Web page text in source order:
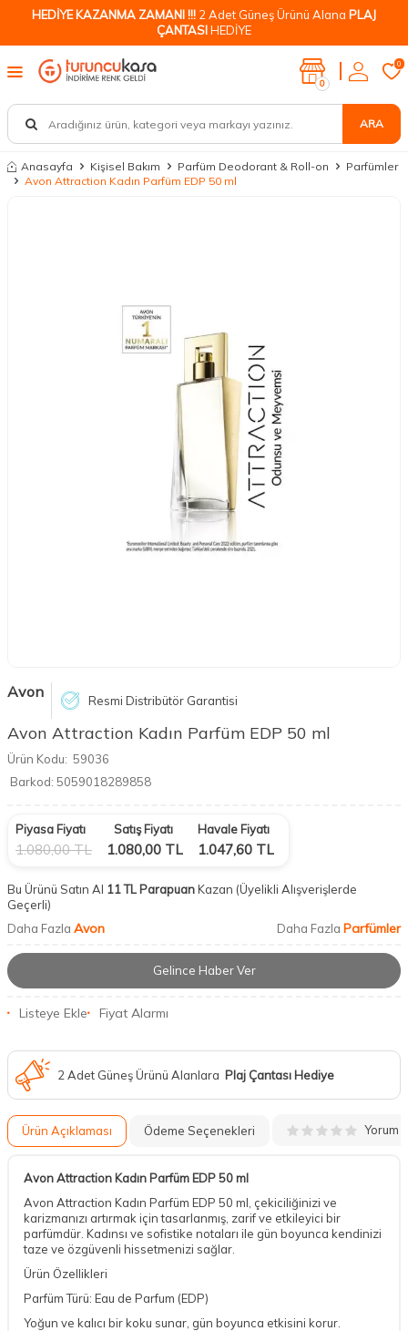
HEDİYE KAZANMA ZAMANI !!! 2 Adet Güneş Ürünü Alana PLAJ
ÇANTASIHEDİYE
ARA
0
0
Anasayfa Kişisel Bakım Parfüm Deodorant & Roll-on
Parfümler
Avon Attraction Kadın Parfüm EDP 50 ml
Avon Resmi Distribütör Garantisi
Avon Attraction Kadın Parfüm EDP 50 ml
Ürün Kodu: 59036
Barkod: 5059018289858
Piyasa Fiyatı
1.080,00TL
Satış Fiyatı
1.080,00 TL
Havale Fiyatı
1.047,60 TL
Bu Ürünü Satın Al 11 TL ParapuanKazan (Üyelikli Alışverişlerde
Geçerli)
Daha Fazla Avon Daha Fazla Parfümler
Gelince Haber Ver
Listeye Ekle Fiyat Alarmı
2 Adet Güneş Ürünü Alanlara Plaj Çantası Hediye
Ürün Açıklaması Ödeme Seçenekleri Yorum
Avon Attraction Kadın Parfüm EDP 50 ml
Avon Attraction Kadın Parfüm EDP 50 ml, çekiciliğinizi ve
karizmanızı artırmak için tasarlanmış, zarif ve etkileyici bir
parfümdür. Kadınsı ve sofistike notaları ile gün boyunca kendinizi
taze ve özgüvenli hissetmenizi sağlar.
Ürün Özellikleri
Parfüm Türü: Eau de Parfum (EDP)
Yoğun ve kalıcı bir koku sunar, gün boyunca etkisini korur.